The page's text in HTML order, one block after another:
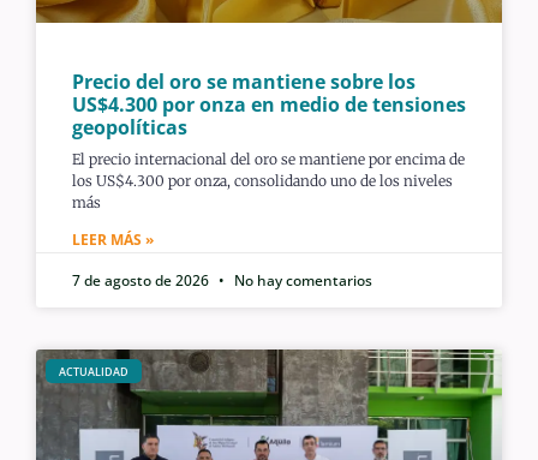
Precio del oro se mantiene sobre los
US$4.300 por onza en medio de tensiones
geopolíticas
El precio internacional del oro se mantiene por encima de
los US$4.300 por onza, consolidando uno de los niveles
más
LEER MÁS »
7 de agosto de 2026
No hay comentarios
ACTUALIDAD